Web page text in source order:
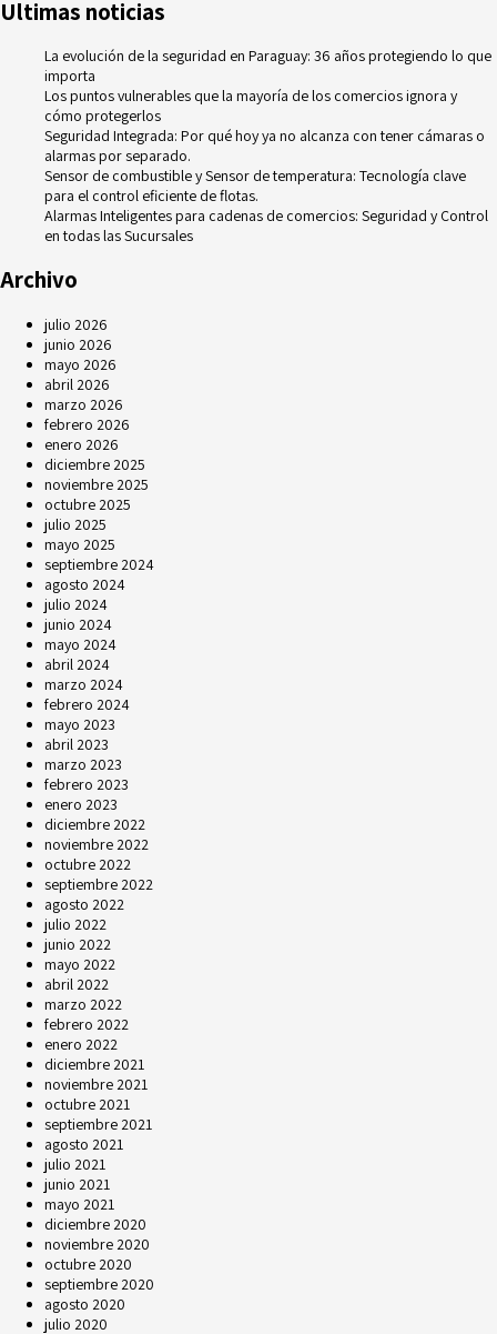
Ultimas noticias
La evolución de la seguridad en Paraguay: 36 años protegiendo lo que
importa
Los puntos vulnerables que la mayoría de los comercios ignora y
cómo protegerlos
Seguridad Integrada: Por qué hoy ya no alcanza con tener cámaras o
alarmas por separado.
Sensor de combustible y Sensor de temperatura: Tecnología clave
para el control eficiente de flotas.
Alarmas Inteligentes para cadenas de comercios: Seguridad y Control
en todas las Sucursales
Archivo
julio 2026
junio 2026
mayo 2026
abril 2026
marzo 2026
febrero 2026
enero 2026
diciembre 2025
noviembre 2025
octubre 2025
julio 2025
mayo 2025
septiembre 2024
agosto 2024
julio 2024
junio 2024
mayo 2024
abril 2024
marzo 2024
febrero 2024
mayo 2023
abril 2023
marzo 2023
febrero 2023
enero 2023
diciembre 2022
noviembre 2022
octubre 2022
septiembre 2022
agosto 2022
julio 2022
junio 2022
mayo 2022
abril 2022
marzo 2022
febrero 2022
enero 2022
diciembre 2021
noviembre 2021
octubre 2021
septiembre 2021
agosto 2021
julio 2021
junio 2021
mayo 2021
diciembre 2020
noviembre 2020
octubre 2020
septiembre 2020
agosto 2020
julio 2020